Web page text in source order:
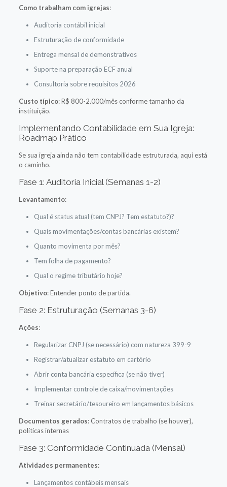
Como trabalham com igrejas:
Auditoria contábil inicial
Estruturação de conformidade
Entrega mensal de demonstrativos
Suporte na preparação ECF anual
Consultoria sobre requisitos 2026
Custo típico: R$ 800-2.000/mês conforme tamanho da
instituição.
Implementando Contabilidade em Sua Igreja:
Roadmap Prático
Se sua igreja ainda não tem contabilidade estruturada, aqui está
o caminho.
Fase 1: Auditoria Inicial (Semanas 1-2)
Levantamento:
Qual é status atual (tem CNPJ? Tem estatuto?)?
Quais movimentações/contas bancárias existem?
Quanto movimenta por mês?
Tem folha de pagamento?
Qual o regime tributário hoje?
Objetivo: Entender ponto de partida.
Fase 2: Estruturação (Semanas 3-6)
Ações:
Regularizar CNPJ (se necessário) com natureza 399-9
Registrar/atualizar estatuto em cartório
Abrir conta bancária específica (se não tiver)
Implementar controle de caixa/movimentações
Treinar secretário/tesoureiro em lançamentos básicos
Documentos gerados: Contratos de trabalho (se houver),
políticas internas
Fase 3: Conformidade Continuada (Mensal)
Atividades permanentes:
Lançamentos contábeis mensais